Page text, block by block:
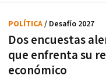
Dos encuestas
que enfrenta su
económico
POLÍTICA/ Desafío 2027